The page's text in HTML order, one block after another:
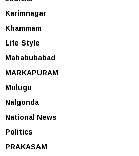
Karimnagar
Khammam
Life Style
Mahabubabad
MARKAPURAM
Mulugu
Nalgonda
National News
Politics
PRAKASAM